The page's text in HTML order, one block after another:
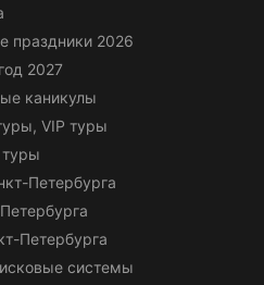
праздники 2026
2027
каникулы
VIP туры
Петербурга
Петербурга
системы